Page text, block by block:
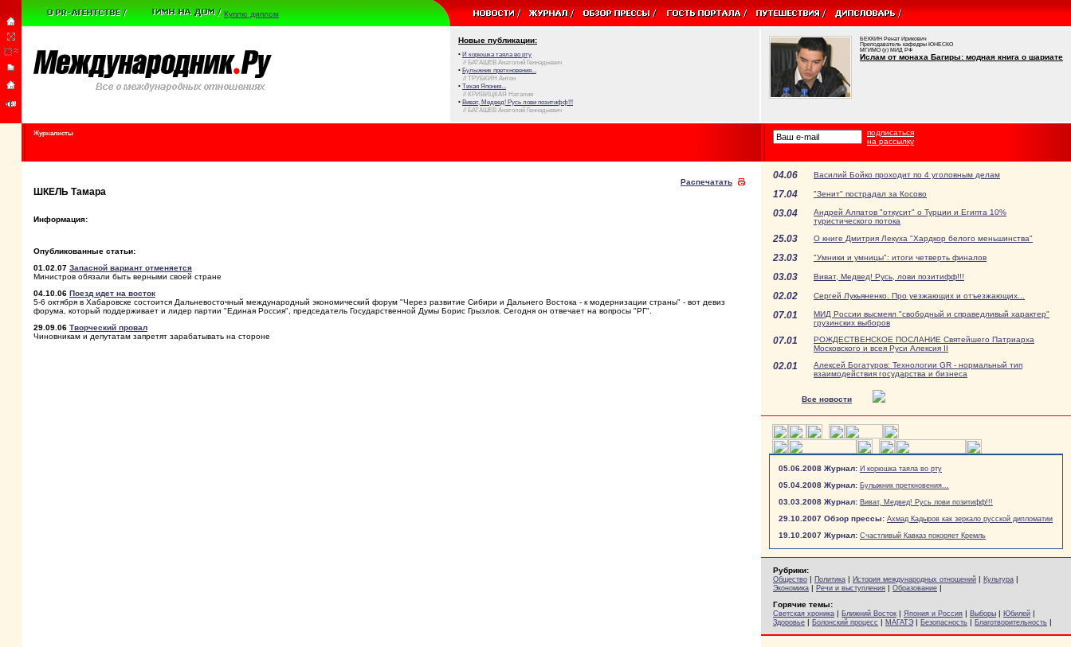
Куплю диплом
Новые публикации:
• И корюшка таяла во рту
// БАТАШЕВ Анатолий Геннадьевич
• Булыжник преткновения...
// ТРУБКИН Антон
• Тихая Япония...
// КРИВИЦКАЯ Наталия
• Виват, Медвед! Русь лови позитифф!!!
// БАТАШЕВ Анатолий Геннадьевич
БЕККИН Ренат Ирикович
Преподаватель кафедры ЮНЕСКО
МГИМО (у) МИД РФ
Ислам от монаха Багиры: модная книга о шариате
Журналисты
подписаться
на рассылку
Распечатать
ШКЕЛЬ Тамара
Информация:
Опубликованные статьи:
01.02.07 Запасной вариант отменяется
Министров обязали быть верными своей стране
04.10.06 Поезд идет на восток
5-6 октября в Хабаровске состоится Дальневосточный международный экономический форум "Через развитие Сибири и Дальнего Востока - к модернизации страны" - вот девиз
форума, который поддерживает и лидер партии "Единая Россия", председатель Государственной Думы Борис Грызлов. Сегодня он отвечает на вопросы "РГ".
29.09.06 Творческий провал
Чиновникам и депутатам запретят зарабатывать на стороне
04.06 Василий Бойко проходит по 4 уголовным делам
17.04 "Зенит" пострадал за Косово
03.04
Андрей Алпатов "откусит" о Турции и Египта 10%
туристического потока
25.03 О книге Дмитрия Лекуха "Хардкор белого меньшинства"
23.03 "Умники и умницы": итоги четверть финалов
03.03 Виват, Медвед! Русь, лови позитифф!!!
02.02 Сергей Лукьяненко. Про уезжающих и отъезжающих...
07.01
МИД России высмеял "свободный и справедливый характер"
грузинских выборов
07.01
РОЖДЕСТВЕНСКОЕ ПОСЛАНИЕ Святейшего Патриарха
Московского и всея Руси Алексия II
02.01
Алексей Богатуров: Технологии GR - нормальный тип
взаимодействия государства и бизнеса
Все новости
05.06.2008 Журнал: И корюшка таяла во рту
05.04.2008 Журнал: Булыжник преткновения...
03.03.2008 Журнал: Виват, Медвед! Русь лови позитифф!!!
29.10.2007 Обзор прессы: Ахмад Кадыров как зеркало русской дипломатии
19.10.2007 Журнал: Счастливый Кавказ покоряет Кремль
Рубрики:
Общество | Политика | История международных отношений | Культура |
Экономика | Речи и выступления | Образование |
Горячие темы:
Светская хроника | Ближний Восток | Япония и Россия | Выборы | Юбилей |
Здоровье | Болонский процесс | МАГАТЭ | Безопасность | Благотворительность |